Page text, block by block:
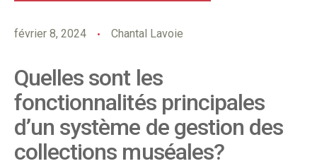
février 8, 2024 Chantal Lavoie
Quelles sont les
fonctionnalités principales
d’un système de gestion des
collections muséales?